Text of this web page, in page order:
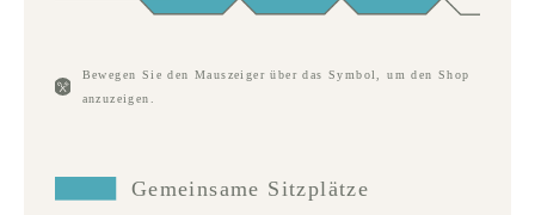
Bewegen Sie den Mauszeiger über das Symbol, um den Shop
anzuzeigen.
Gemeinsame Sitzplätze